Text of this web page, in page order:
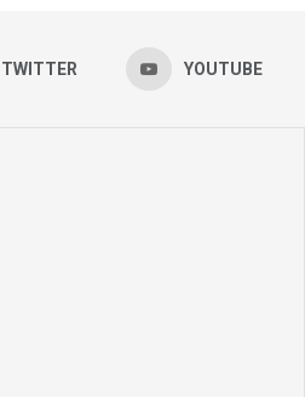
TWITTER YOUTUBE